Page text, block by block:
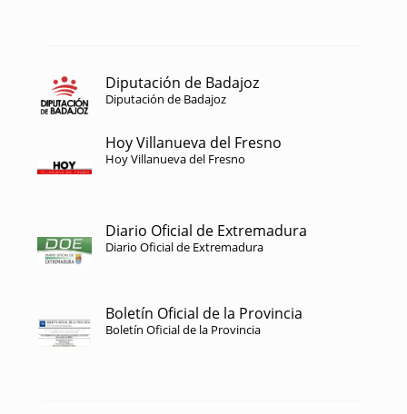
Diputación de Badajoz
Diputación de Badajoz
Hoy Villanueva del Fresno
Hoy Villanueva del Fresno
Diario Oficial de Extremadura
Diario Oficial de Extremadura
Boletín Oficial de la Provincia
Boletín Oficial de la Provincia